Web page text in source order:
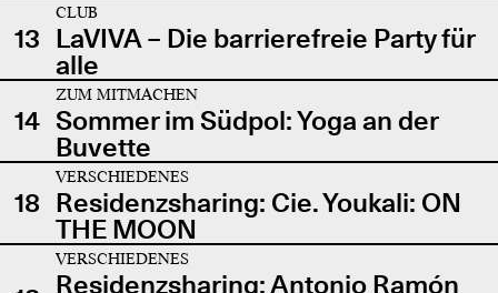
13
CLUB
LaVIVA – Die barrierefreie Party für
alle
14
ZUM MITMACHEN
Sommer im Südpol: Yoga an der
Buvette
18
VERSCHIEDENES
Residenzsharing: Cie. Youkali: ON
THE MOON
VERSCHIEDENES
Residenzsharing: Antonio Ramón